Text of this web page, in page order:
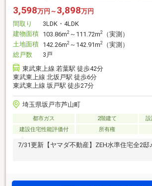
3,598万円～ 3,898万円
間取り
3LDK・4LDK
建物面積 103.86m2 ～111.72m2
（実測）
土地面積 142.26m2 ～142.91m2
（実測）
総戸数
3戸
東武東上線 若葉駅 徒歩42分
東武東上線 北坂戸駅 徒歩6分
東武東上線 坂戸駅 徒歩27分
埼玉県坂戸市芦山町
都市ガス 2階建て
設
建設住宅性能評価付
所有権
7/31更新【ヤマダ不動産】ZEH水準住宅全2邸♪